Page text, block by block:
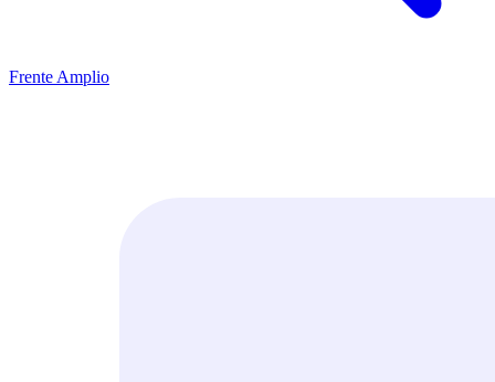
Frente Amplio